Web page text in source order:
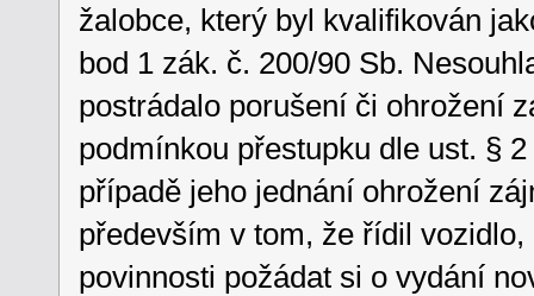
žalobce, který byl kvalifikován
bod 1 zák. č. 200/90 Sb.
postrádalo porušení či ohrožení
podmínkou přestupku dle ust. §
případě jeho jednání ohrožení
především v tom, že řídil
povinnosti požádat si o vydání